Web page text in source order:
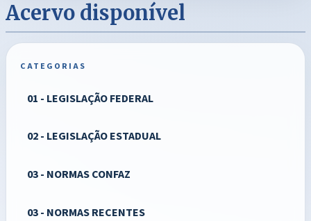
Acervo disponível
CATEGORIAS
01 - LEGISLAÇÃO FEDERAL
02 - LEGISLAÇÃO ESTADUAL
03 - NORMAS CONFAZ
03 - NORMAS RECENTES